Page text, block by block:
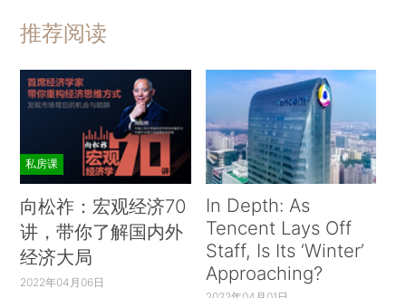
推荐阅读
私房课
向松祚：宏观经济70
讲，带你了解国内外
经济大局
2022年04月06日
In Depth: As
Tencent Lays Off
Staff, Is Its ‘Winter’
Approaching?